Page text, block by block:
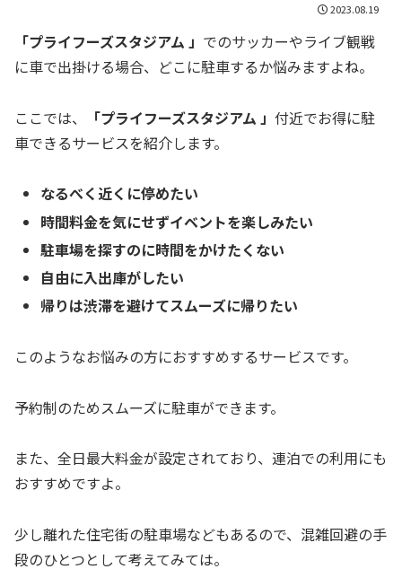
2023.08.19
「プライフーズスタジアム 」 でのサッカーやライブ観戦
に車で出掛ける場合、どこに駐車するか悩みますよね。
ここでは、 「プライフーズスタジアム 」 付近でお得に駐
車できるサービスを紹介します。
なるべく近くに停めたい
時間料金を気にせずイベントを楽しみたい
駐車場を探すのに時間をかけたくない
自由に入出庫がしたい
帰りは渋滞を避けてスムーズに帰りたい
このようなお悩みの方におすすめするサービスです。
予約制のためスムーズに駐車ができます。
また、全日最大料金が設定されており、連泊での利用にも
おすすめですよ。
少し離れた住宅街の駐車場などもあるので、混雑回避の手
段のひとつとして考えてみては。